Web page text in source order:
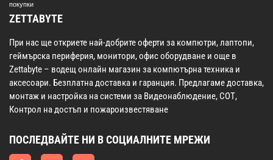
покупки
ZETTABYTE
При нас ще откриете най-добрите оферти за компютри, лаптопи,
геймърска периферия, монитори, офис оборудване и още в
Zettabyte – водещ онлайн магазин за компютърна техника и
аксесоари. Безплатна доставка и гаранция. Предлагаме доставка,
монтаж и настройка на системи за Видеонаблюдение, СОТ,
Контрол на достъп и пожароизвестяване
ПОСЛЕДВАЙТЕ НИ В СОЦИАЛНИТЕ МРЕЖИ